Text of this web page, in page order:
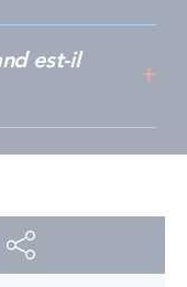
est-il